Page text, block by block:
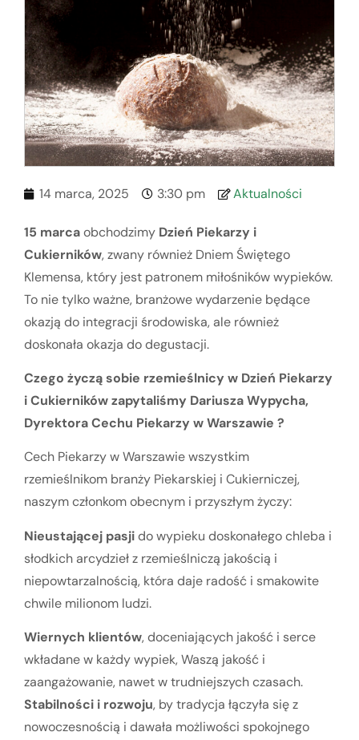
14 marca, 2025 3:30 pm Aktualności
15 marcaobchodzimy Dzień Piekarzy i
Cukierników, zwany również Dniem Świętego
Klemensa, który jest patronem miłośników wypieków.
To nie tylko ważne, branżowe wydarzenie będące
okazją do integracji środowiska, ale również
doskonała okazja do degustacji.
Czego życzą sobie rzemieślnicy w Dzień Piekarzy
i Cukierników zapytaliśmy Dariusza Wypycha,
Dyrektora Cechu Piekarzy w Warszawie ?
Cech Piekarzy w Warszawie wszystkim
rzemieślnikom branży Piekarskiej i Cukierniczej,
naszym członkom obecnym i przyszłym życzy:
Nieustającej pasjido wypieku doskonałego chleba i
słodkich arcydzieł z rzemieślniczą jakością i
niepowtarzalnością, która daje radość i smakowite
chwile milionom ludzi.
Wiernych klientów, doceniających jakość i serce
wkładane w każdy wypiek, Waszą jakość i
zaangażowanie, nawet w trudniejszych czasach.
Stabilności i rozwoju, by tradycja łączyła się z
nowoczesnością i dawała możliwości spokojnego